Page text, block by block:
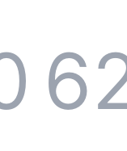
以
技